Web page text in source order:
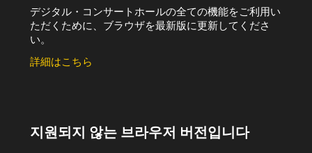
デジタル・コンサートホールの全ての機能をご利用い
ただくために、ブラウザを最新版に更新してくださ
い。
詳細はこちら
지원되지 않는 브라우저 버전입니다